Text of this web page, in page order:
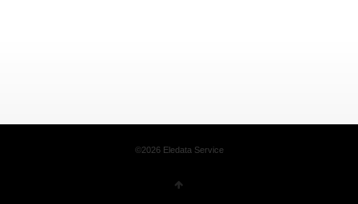
©2026 Eledata Service